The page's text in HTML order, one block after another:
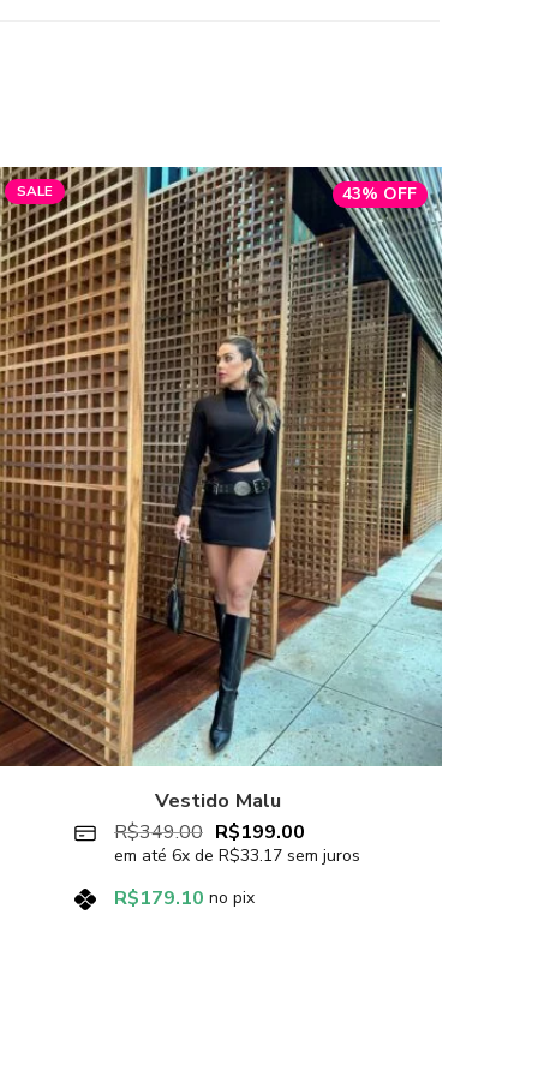
SALE 43% OFF
Vestido Malu
R$349.00 R$199.00
em até 6x de R$33.17 sem juros
R$179.10 no pix